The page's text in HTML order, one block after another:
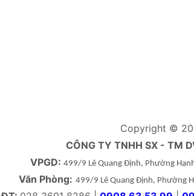
Copyright ©
CÔNG TY TNHH SX - TM
VPGD: 499/9 Lê Quang Định, Phường
Văn Phòng: 499/9 Lê Quang Định, Phường